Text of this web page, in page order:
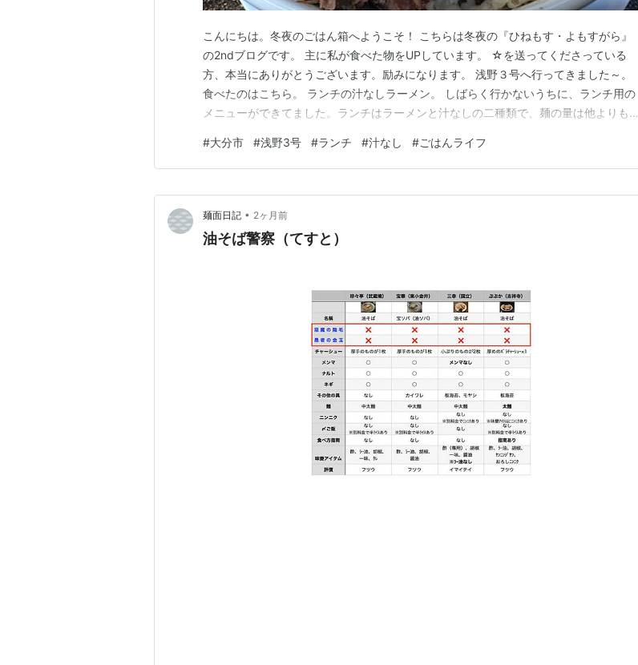
こんにちは。冬夜のごはん箱へようこそ！ こちらは冬夜の『ひねもす・よもすがら』
の2ndブログです。 主に私が食べた物をUPしています。 ☆を送ってくださっている
方、本当にありがとうございます。励みになります。 浅野３号へ行ってきました～。
食べたのはこちら。 ランチの汁なしラーメン。 しばらく行かないうちに、ランチ用の
メニューができてました。ランチはラーメンと汁なしの二種類で、麺の量は他よりも少
は、野菜マシの脂普通、ニンニク無しにしてます。それからオプションで 生姜少し マ
ヨネーズ少し、つけました。 標準では付い…
#大分市 #浅野3号 #ランチ #汁なし #ごはんライフ
麺面日記 • 2ヶ月前
油そば警察（てすと）